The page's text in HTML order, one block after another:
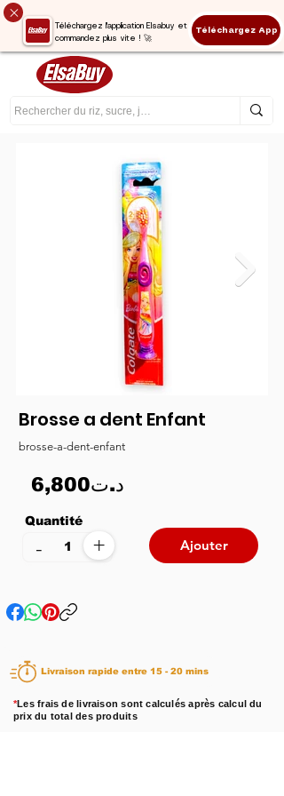
Téléchargez l'application Elsabuy et
commandez plus vite ! 🚀
Téléchargez App
Brosse a dent Enfant
brosse-a-dent-enfant
6,800د.ت
Quantité
+
- Ajouter
Livraison rapide entre 15 - 20 mins
*Les frais de livraison sont calculés après calcul du
prix du total des produits